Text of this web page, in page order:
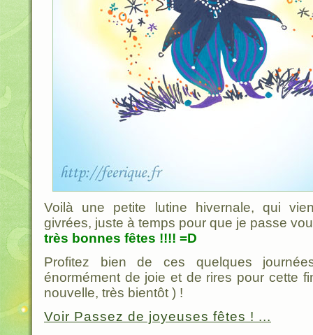
Voilà une petite lutine hivernale, qui
givrées, juste à temps pour que je passe
très bonnes fêtes !!!! =D
Profitez bien de ces quelques
énormément de joie et de rires pour cette
nouvelle, très bientôt ) !
Voir Passez de joyeuses fêtes ! ...